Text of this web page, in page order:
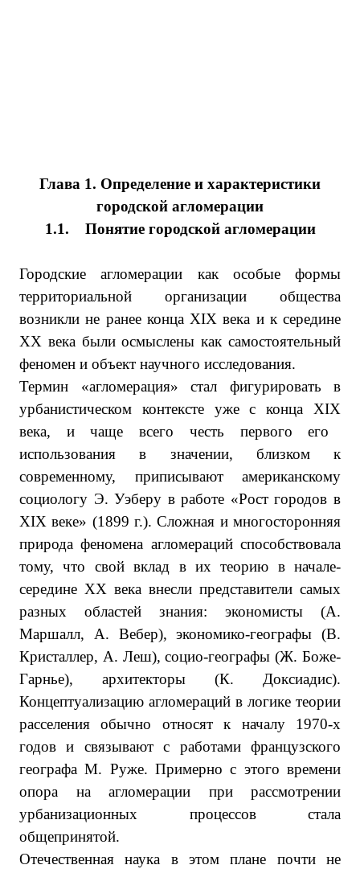
Глава 1. Определение и характеристики
городской агломерации
1.1.
Понятие городской агломерации
Городские агломерации как особые формы
территориальной организации общества
возникли не ранее конца XIX века и к середине
XX века были осмыслены как самостоятельный
феномен и объект научного исследования.
Термин «агломерация» стал фигурировать в
урбанистическом контексте уже с конца XIX
века, и чаще всего честь первого его
использования в значении, близком к
современному, приписывают американскому
социологу Э. Уэберу в работе «Рост городов в
XIX веке» (1899 г.). Сложная и многосторонняя
природа феномена агломераций способствовала
тому, что свой вклад в их теорию в начале-
середине XX века внесли представители самых
разных областей знания: экономисты (А.
Маршалл, А. Вебер), экономико-географы (В.
Кристаллер, А. Леш), социо-географы (Ж. Боже-
Гарнье), архитекторы (К. Доксиадис).
Концептуализацию агломераций в логике теории
расселения обычно относят к началу 1970-х
годов и связывают с работами французского
географа М. Руже. Примерно с этого времени
опора на агломерации при рассмотрении
урбанизационных процессов стала
общепринятой.
Отечественная наука в этом плане почти не